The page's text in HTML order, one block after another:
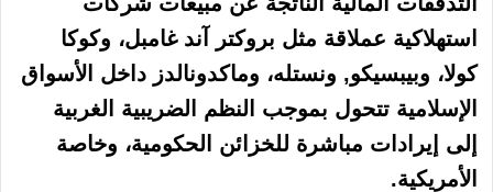
استهلاكية عملاقة مثل بروكتر آند غامبل، وكوكا
كولا، وبيبسيكو, ونستله، وماكدونالدز داخل الأسواق
الإسلامية تتحول بموجب النظم الضريبية الغربية
إلى إيرادات مباشرة للخزائن الحكومية، وخاصة
الأمريكية.